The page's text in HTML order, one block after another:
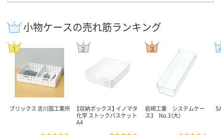
小物ケースの売れ筋ランキング
ブリックス 吉川国工業所
【収納ボックス】 イノマタ
化学 ストックバスケット
A4
岩崎工業 システムケー
ス3 No.3（大）